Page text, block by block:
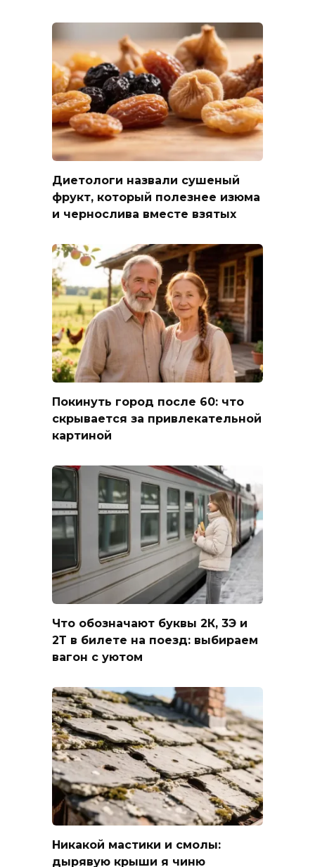
Диетологи назвали сушеный
фрукт, который полезнее изюма
и чернослива вместе взятых
Покинуть город после 60: что
скрывается за привлекательной
картиной
Что обозначают буквы 2К, 3Э и
2Т в билете на поезд: выбираем
вагон с уютом
Никакой мастики и смолы:
дырявую крыши я чиню